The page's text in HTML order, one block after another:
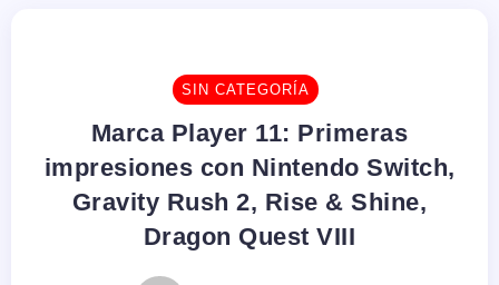
SIN CATEGORÍA
Marca Player 11: Primeras
impresiones con Nintendo Switch,
Gravity Rush 2, Rise & Shine,
Dragon Quest VIII